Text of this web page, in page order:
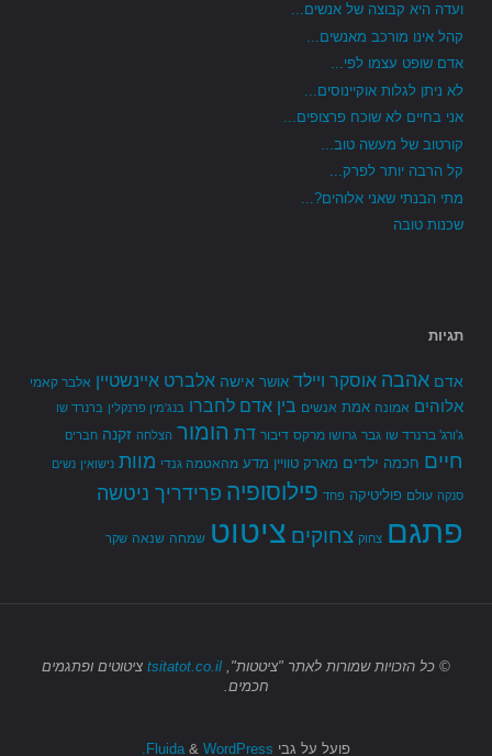
ועדה היא קבוצה של אנשים...
קהל אינו מורכב מאנשים...
אדם שופט עצמו לפי...
לא ניתן לגלות אוקיינוסים...
אני בחיים לא שוכח פרצופים...
קורטוב של מעשה טוב...
קל הרבה יותר לפרק...
מתי הבנתי שאני אלוהים?...
שכנות טובה
תגיות
אדם אהבה אוסקר ויילד אושר אישה אלברט איינשטיין אלבר קאמי
אלוהים אמונה אמת אנשים בין אדם לחברו בנג'מין פרנקלין ברנרד שו
ג'ורג' ברנרד שו גבר גרושו מרקס דיבור דת הומור הצלחה זקנה חברים
חיים חכמה ילדים מארק טוויין מדע מהאטמה גנדי מוות נישואין נשים
סנקה עולם פוליטיקה פחד פילוסופיה פרידריך ניטשה
פתגם צחוק צחוקים ציטוט שמחה שנאה שקר
© כל הזכויות שמורות לאתר "ציטטות", tsitatot.co.il ציטוטים ופתגמים
חכמים.
פועל על גבי & WordPress.